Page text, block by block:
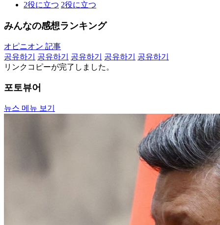
2役に立つ 2役に立つ
みんなの感想ランキング
オピニオン 記事
공유하기
공유하기 공유하기 공유하기
공유하기
リンクコピーが完了しました。
포토뷰어
뉴스 메뉴 보기